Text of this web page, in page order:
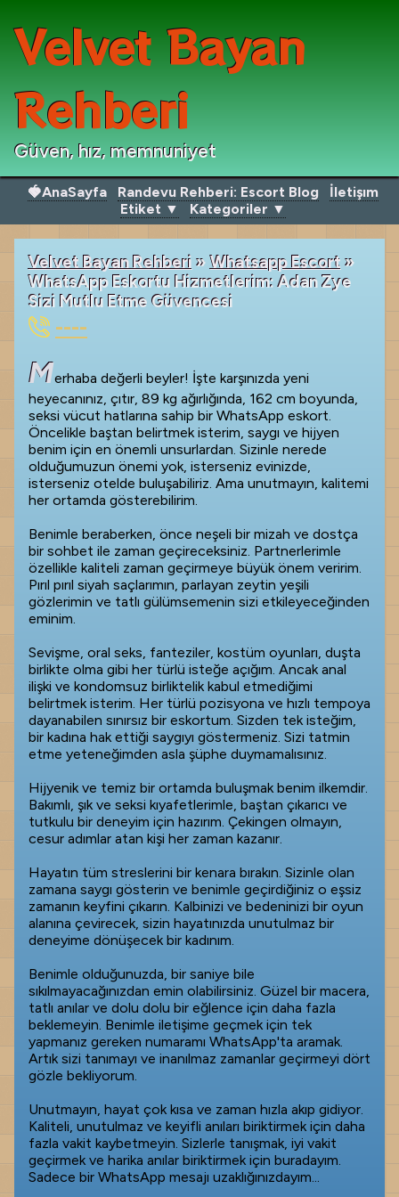
Velvet Bayan
Rehberi
Güven, hız, memnuniyet
🍓AnaSayfa Randevu Rehberi: Escort Blog
İletişım
Etiket ▼
Kategoriler ▼
Velvet Bayan Rehberi »Whatsapp Escort »
WhatsApp Eskortu Hizmetlerim: Adan Zye
Sizi Mutlu Etme Güvencesi
----
Merhaba değerli beyler! İşte karşınızda yeni
heyecanınız, çıtır, 89 kg ağırlığında, 162 cm boyunda,
seksi vücut hatlarına sahip bir WhatsApp eskort.
Öncelikle baştan belirtmek isterim, saygı ve hijyen
benim için en önemli unsurlardan. Sizinle nerede
olduğumuzun önemi yok, isterseniz evinizde,
isterseniz otelde buluşabiliriz. Ama unutmayın, kalitemi
her ortamda gösterebilirim.
Benimle beraberken, önce neşeli bir mizah ve dostça
bir sohbet ile zaman geçireceksiniz. Partnerlerimle
özellikle kaliteli zaman geçirmeye büyük önem veririm.
Pırıl pırıl siyah saçlarımın, parlayan zeytin yeşili
gözlerimin ve tatlı gülümsemenin sizi etkileyeceğinden
eminim.
Sevişme, oral seks, fanteziler, kostüm oyunları, duşta
birlikte olma gibi her türlü isteğe açığım. Ancak anal
ilişki ve kondomsuz birliktelik kabul etmediğimi
belirtmek isterim. Her türlü pozisyona ve hızlı tempoya
dayanabilen sınırsız bir eskortum. Sizden tek isteğim,
bir kadına hak ettiği saygıyı göstermeniz. Sizi tatmin
etme yeteneğimden asla şüphe duymamalısınız.
Hijyenik ve temiz bir ortamda buluşmak benim ilkemdir.
Bakımlı, şık ve seksi kıyafetlerimle, baştan çıkarıcı ve
tutkulu bir deneyim için hazırım. Çekingen olmayın,
cesur adımlar atan kişi her zaman kazanır.
Hayatın tüm streslerini bir kenara bırakın. Sizinle olan
zamana saygı gösterin ve benimle geçirdiğiniz o eşsiz
zamanın keyfini çıkarın. Kalbinizi ve bedeninizi bir oyun
alanına çevirecek, sizin hayatınızda unutulmaz bir
deneyime dönüşecek bir kadınım.
Benimle olduğunuzda, bir saniye bile
sıkılmayacağınızdan emin olabilirsiniz. Güzel bir macera,
tatlı anılar ve dolu dolu bir eğlence için daha fazla
beklemeyin. Benimle iletişime geçmek için tek
yapmanız gereken numaramı WhatsApp'ta aramak.
Artık sizi tanımayı ve inanılmaz zamanlar geçirmeyi dört
gözle bekliyorum.
Unutmayın, hayat çok kısa ve zaman hızla akıp gidiyor.
Kaliteli, unutulmaz ve keyifli anıları biriktirmek için daha
fazla vakit kaybetmeyin. Sizlerle tanışmak, iyi vakit
geçirmek ve harika anılar biriktirmek için buradayım.
Sadece bir WhatsApp mesajı uzaklığınızdayım...